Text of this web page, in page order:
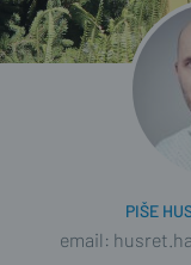
PIŠE
email: